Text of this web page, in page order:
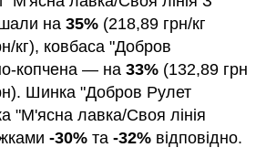
на 35% (218,89 грн/кг
кг), ковбаса "Добров
копчена — на 33% (132,89 грн
Шинка "Добров Рулет
"М'ясна лавка/Своя лінія
-30% та -32% відповідно.